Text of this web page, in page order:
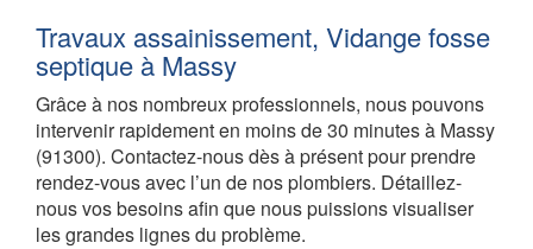
Travaux assainissement, Vidange fosse
septique à Massy
Grâce à nos nombreux professionnels, nous pouvons
intervenir rapidement en moins de 30 minutes à Massy
(91300). Contactez-nous dès à présent pour prendre
rendez-vous avec l’un de nos plombiers. Détaillez-
nous vos besoins afin que nous puissions visualiser
les grandes lignes du problème.